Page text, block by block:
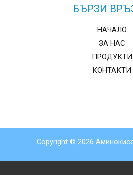
БЪРЗИ
НАЧАЛО
ЗА НАС
ПРОДУКТИ
КОНТАКТИ
Copyright © 2026